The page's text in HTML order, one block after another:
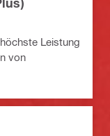
Leistung
von